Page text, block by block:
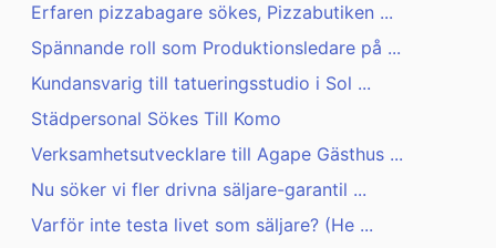
Erfaren pizzabagare sökes, Pizzabutiken ...
Spännande roll som Produktionsledare på ...
Kundansvarig till tatueringsstudio i Sol ...
Städpersonal Sökes Till Komo
Verksamhetsutvecklare till Agape Gästhus ...
Nu söker vi fler drivna säljare-garantil ...
Varför inte testa livet som säljare? (He ...